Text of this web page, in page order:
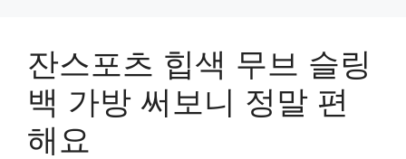
잔스포츠 힙색 무브 슬링
백 가방 써보니 정말 편
해요